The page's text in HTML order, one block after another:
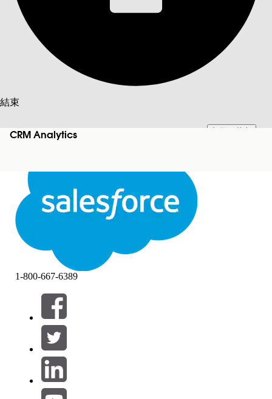
結束
此文已使用 Salesforce 機器翻譯系統翻譯。更多詳細資料請參見
結束
CRM Analytics
篩選條件： (0)
選取篩選
產品區域
1-800-667-6389